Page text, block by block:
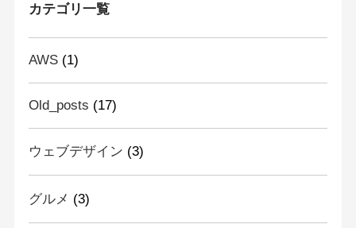
カテゴリ一覧
AWS(1)
Old_posts (17)
ウェブデザイン (3)
グルメ (3)